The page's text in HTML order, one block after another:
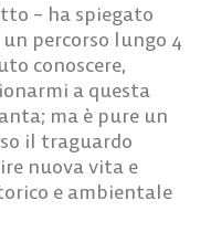
– ha spiegato
percorso lungo 4
conoscere,
a questa
ma è pure un
il traguardo
nuova vita e
e ambientale